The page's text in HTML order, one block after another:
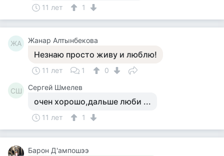
11 лет 1
ЖА Жанар Алтынбекова
Незнаю просто живу и люблю!
11 лет 1 0
СШ Сергей Шмелев
очен хорошо,дальше люби ...
11 лет 1
Барон Д'ампошээ